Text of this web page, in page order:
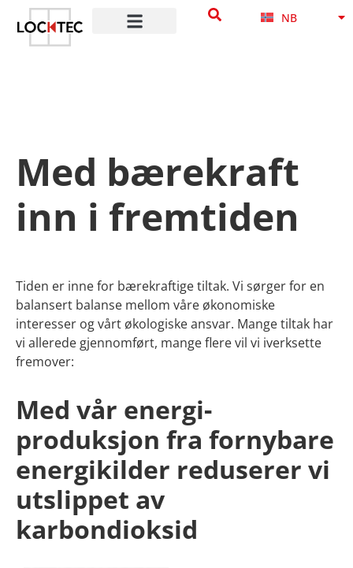
innholdet
NB
DA
Med bærekraft
inn i fremtiden
Tiden er inne for bærekraftige tiltak. Vi sørger for en
balansert balanse mellom våre økonomiske
interesser og vårt økologiske ansvar. Mange tiltak har
vi allerede gjennomført, mange flere vil vi iverksette
fremover:
Med vår energi­
produksjon fra fornybare
energikilder reduserer vi
utslippet av
karbondioksid